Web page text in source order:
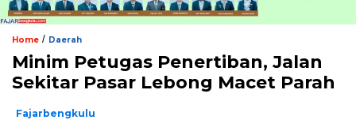
Home / Daerah
Minim Petugas Penertiban, Jalan
Sekitar Pasar Lebong Macet Parah
Fajarbengkulu